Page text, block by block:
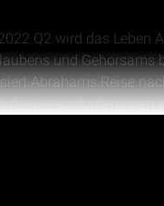
Q2 wird das
und
Abrahams Reise
die